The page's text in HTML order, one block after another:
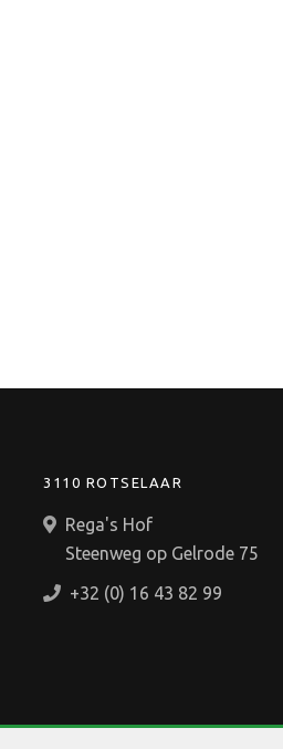
3110 ROTSELAAR
Rega's Hof
Steenweg op Gelrode 75
+32 (0) 16 43 82 99